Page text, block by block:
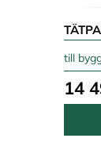
till
14